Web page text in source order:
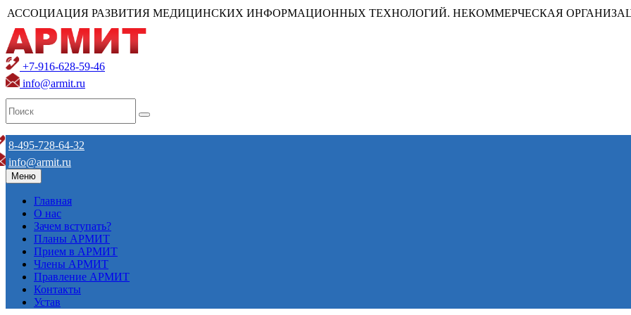
АССОЦИАЦИЯ РАЗВИТИЯ МЕДИЦИНСКИХ ИНФОРМАЦИОННЫХ ТЕХНОЛОГИЙ. НЕКОММЕРЧЕСКАЯ
+7-916-628-59-46
info@armit.ru
8-495-728-64-32
info@armit.ru
Меню
Главная
О нас
Зачем вступать?
Планы АРМИТ
Прием в АРМИТ
Члены АРМИТ
Правление АРМИТ
Контакты
Устав